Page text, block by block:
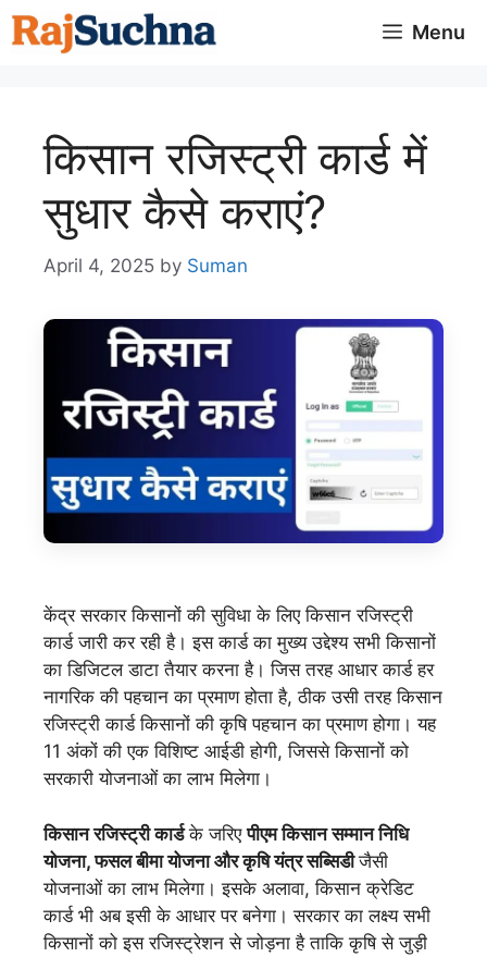
Skip
to
Menu
किसान रजिस्ट्री कार्ड में
सुधार कैसे कराएं?
April 4, 2025 by Suman
केंद्र सरकार किसानों की सुविधा के लिए किसान रजिस्ट्री
कार्ड जारी कर रही है। इस कार्ड का मुख्य उद्देश्य सभी किसानों
का डिजिटल डाटा तैयार करना है। जिस तरह आधार कार्ड हर
नागरिक की पहचान का प्रमाण होता है, ठीक उसी तरह किसान
रजिस्ट्री कार्ड किसानों की कृषि पहचान का प्रमाण होगा। यह
11 अंकों की एक विशिष्ट आईडी होगी, जिससे किसानों को
सरकारी योजनाओं का लाभ मिलेगा।
किसान रजिस्ट्री कार्डके जरिएपीएम किसान सम्मान निधि
योजना, फसल बीमा योजना और कृषि यंत्र सब्सिडीजैसी
योजनाओं का लाभ मिलेगा। इसके अलावा, किसान क्रेडिट
कार्ड भी अब इसी के आधार पर बनेगा। सरकार का लक्ष्य सभी
किसानों को इस रजिस्ट्रेशन से जोड़ना है ताकि कृषि से जुड़ी